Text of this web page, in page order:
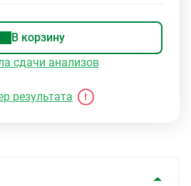
В корзину
сдачи анализов
результата